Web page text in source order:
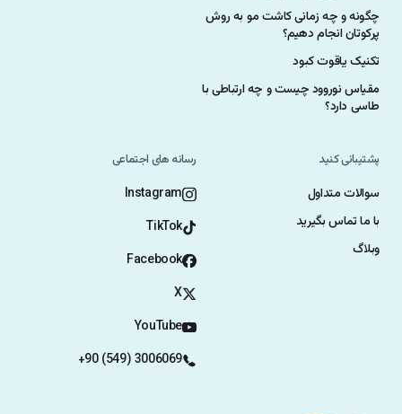
چگونه و چه زمانی کاشت مو به روش
پرکوتان انجام دهیم؟
تکنیک یاقوت کبود
مقیاس نوروود چیست و چه ارتباطی با
طاسی دارد؟
پشتیبانی کنید
سوالات متداول
با ما تماس بگیرید
وبلاگ
رسانه های اجتماعی
Instagram
TikTok
Facebook
X
YouTube
+90 (549) 3006069